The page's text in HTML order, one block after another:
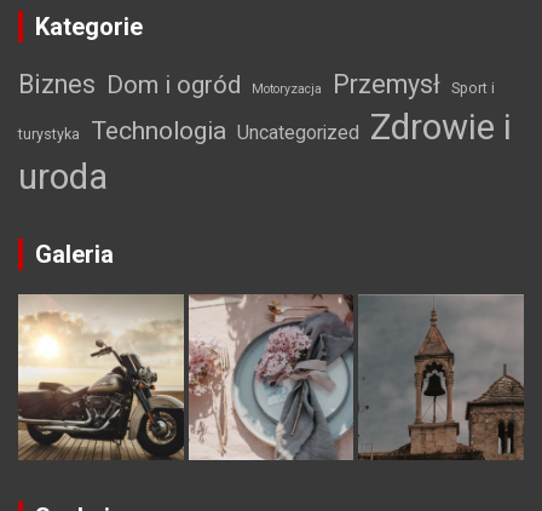
Kategorie
Biznes Dom i ogród Motoryzacja Przemysł Sport i
turystyka Technologia Uncategorized
Zdrowie i
uroda
Galeria